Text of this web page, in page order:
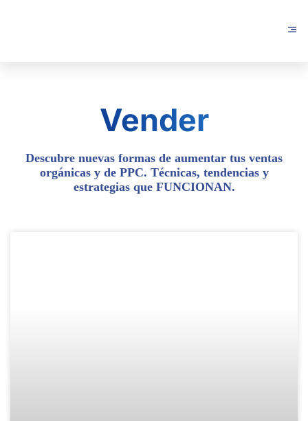
Vender
Descubre nuevas formas de aumentar tus ventas
orgánicas y de PPC. Técnicas, tendencias y
estrategias que FUNCIONAN.